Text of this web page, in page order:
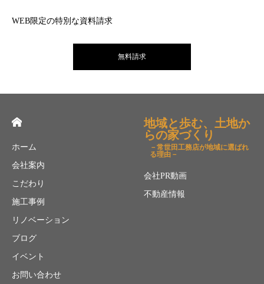
WEB限定の特別な資料請求
無料請求
ホーム
会社案内
こだわり
施工事例
リノベーション
ブログ
イベント
お問い合わせ
地域と歩む、土地か
らの家づくり
－常世田工務店が地域に選ばれ
る理由－
会社PR動画
不動産情報